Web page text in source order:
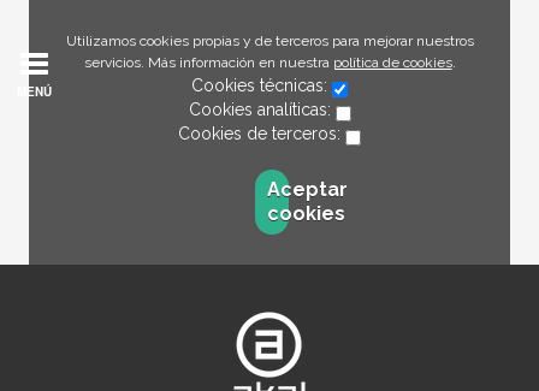
Utilizamos cookies propias y de terceros para mejorar nuestros
servicios. Más información en nuestra política de cookies.
Cookies técnicas:
Cookies analíticas:
Cookies de terceros:
Aceptar
cookies
MENÚ